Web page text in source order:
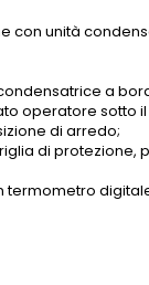
con unità
a
operatore sotto
di arredo;
di protezione,